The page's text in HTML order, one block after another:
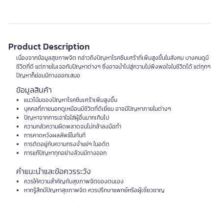
Product Description
เนื่องจากข้อมูลสุขภาพจิต กล่าวถึงปัญหาโรคซึมเศร้าที่เพิ่มสูงขึ้นในสังคม บางคนดูมี
ชีวิตที่ดี แต่ภายในเจอกับปัญหาต่างๆ ซึ่งอาจนำไปสู่ความไม่พึงพอใจในชีวิตได้ แต่ทุกๆ
ปัญหาก็ย่อมมีทางออกเสมอ
ข้อมูลสินค้า
แนวโน้มของปัญหาโรคซึมเศร้าเพิ่มสูงขึ้น
บุคคลที่ภายนอกดูเหมือนมีชีวิตที่ดีเยี่ยม อาจมีปัญหาภายในต่างๆ
ปัญหาจากการเอาใจใส่ผู้อื่นมากเกินไป
ความกลัวความผิดพลาดจนไม่กล้าลงมือทำ
การคาดหวังผลลัพธ์ในทันที
การติดอยู่กับความทรงจำแย่ๆ ในอดีต
การแก้ปัญหาทุกอย่างล้วนมีทางออก
คำแนะนำและข้อควรระวัง
ควรให้ความสำคัญกับสุขภาพจิตของตนเอง
หากรู้สึกมีปัญหาสุขภาพจิต ควรปรึกษาแพทย์หรือผู้เชี่ยวชาญ